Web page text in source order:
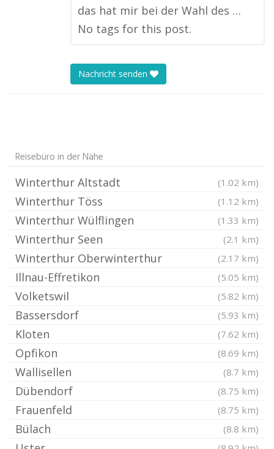
das hat mir bei der Wahl des …
No tags for this post.
Nachricht senden
Reisebüro in der Nähe
Winterthur Altstadt (1.02 km)
Winterthur Töss (1.12 km)
Winterthur Wülflingen (1.33 km)
Winterthur Seen (2.1 km)
Winterthur Oberwinterthur (2.17 km)
Illnau-Effretikon (5.05 km)
Volketswil (5.82 km)
Bassersdorf (5.93 km)
Kloten (7.62 km)
Opfikon (8.69 km)
Wallisellen (8.7 km)
Dübendorf (8.75 km)
Frauenfeld (8.75 km)
Bülach (8.8 km)